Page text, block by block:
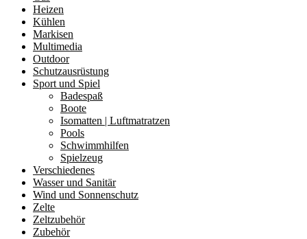
Heizen
Kühlen
Markisen
Multimedia
Outdoor
Schutzausrüstung
Sport und Spiel
Badespaß
Boote
Isomatten | Luftmatratzen
Pools
Schwimmhilfen
Spielzeug
Verschiedenes
Wasser und Sanitär
Wind und Sonnenschutz
Zelte
Zeltzubehör
Zubehör